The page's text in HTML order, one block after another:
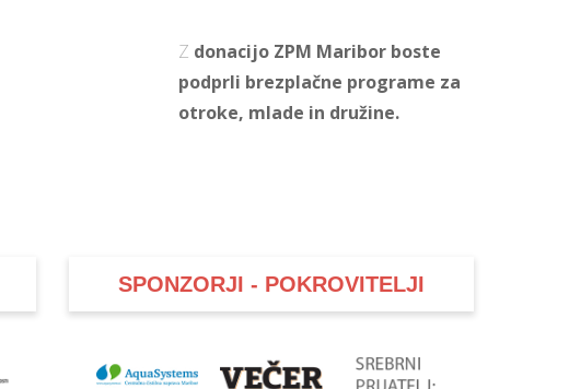
Z donacijo ZPM Maribor boste
podprli brezplačne programe za
otroke, mlade in družine.
SPONZORJI - POKROVITELJI